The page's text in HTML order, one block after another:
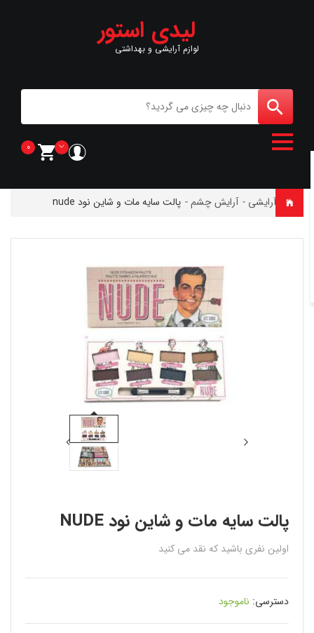
لیدی استور
لوازم آرایشی و بهداشتی
0
خانه آرایشی - آرایش چشم - پالت سايه مات و شاين نود nude
پالت سايه مات و شاين نود NUDE
اولین نفری باشید که نقد می کنید
دسترسی: ناموجود